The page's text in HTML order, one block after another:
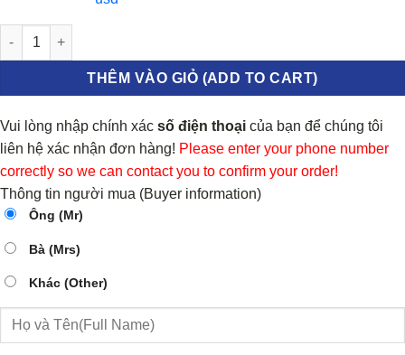
VAN HẰNG NHIỆT CHEVROLET SPARK 2012 | A25192923 số lượng
THÊM VÀO GIỎ (ADD TO CART)
Vui lòng nhập chính xác số điện thoại của bạn để chúng tôi
liên hệ xác nhận đơn hàng! Please enter your phone number
correctly so we can contact you to confirm your order!
Thông tin người mua (Buyer information)
Ông (Mr)
Bà (Mrs)
Khác (Other)